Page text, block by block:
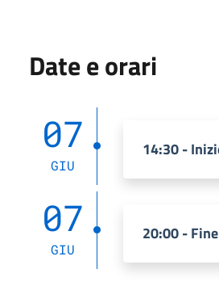
Date e orari
07
GIU
14:30 -
07
GIU
20:00 -